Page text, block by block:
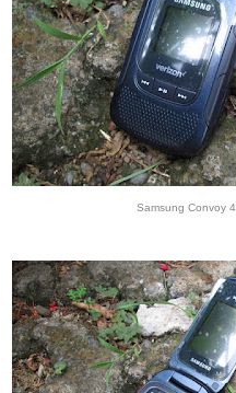
Samsung Convoy 4